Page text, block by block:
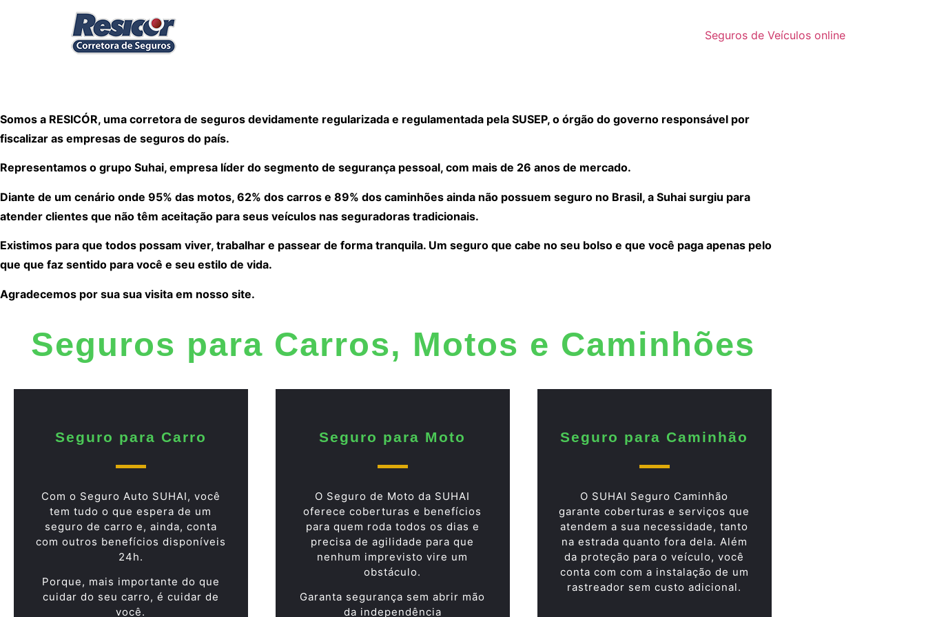
Seguros de Veículos online
Somos a RESICÓR, uma corretora de seguros devidamente regularizada e regulamentada pela SUSEP, o órgão do governo responsável por
fiscalizar as empresas de seguros do país.
Representamos o grupo Suhai, empresa líder do segmento de segurança pessoal, com mais de 26 anos de mercado.
Diante de um cenário onde 95% das motos, 62% dos carros e 89% dos caminhões ainda não possuem seguro no Brasil, a Suhai surgiu para
atender clientes que não têm aceitação para seus veículos nas seguradoras tradicionais.
Existimos para que todos possam viver, trabalhar e passear de forma tranquila. Um seguro que cabe no seu bolso e que você paga apenas pelo
que que faz sentido para você e seu estilo de vida.
Agradecemos por sua sua visita em nosso site.
Seguros para Carros, Motos e Caminhões
Seguro para Carro
Com o Seguro Auto SUHAI, você
tem tudo o que espera de um
seguro de carro e, ainda, conta
com outros benefícios disponíveis
24h.
Porque, mais importante do que
cuidar do seu carro, é cuidar de
você.
Seguro para Moto
O Seguro de Moto da SUHAI
oferece coberturas e benefícios
para quem roda todos os dias e
precisa de agilidade para que
nenhum imprevisto vire um
obstáculo.
Garanta segurança sem abrir mão
da independência
Seguro para Caminhão
O SUHAI Seguro Caminhão
garante coberturas e serviços que
atendem a sua necessidade, tanto
na estrada quanto fora dela. Além
da proteção para o veículo, você
conta com com a instalação de um
rastreador sem custo adicional.